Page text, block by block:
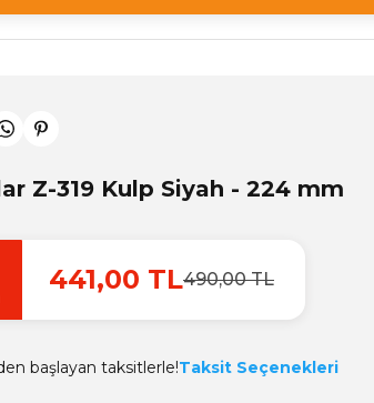
Z-319 Kulp Siyah - 224 mm
441,00 TL490,00 TL
başlayan taksitlerle!Taksit Seçenekleri